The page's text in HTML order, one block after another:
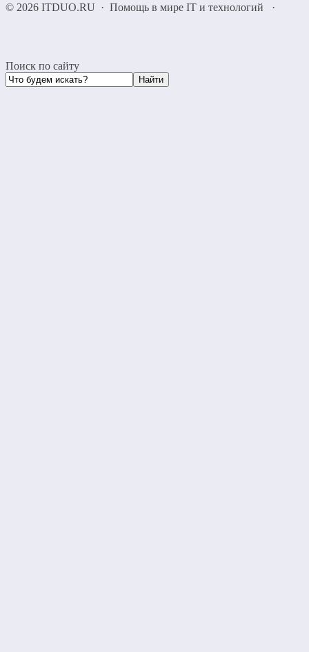
© 2026 ITDUO.RU · Помощь в мире IT и технологий ·
Поиск по сайту